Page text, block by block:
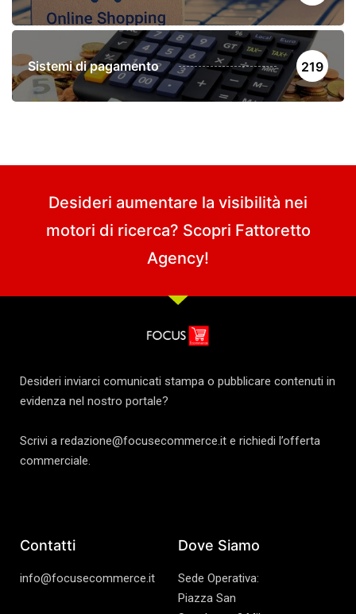
Sistemi di pagamento 219
Desideri aumentare la visibilità nei
motori di ricerca? Scopri Fattoretto
Agency!
Desideri inviarci comunicati stampa o pubblicare contenuti in
evidenza nel nostro portale?
Scrivi a redazione@focusecommerce.it e richiedi l’offerta
commerciale.
Contatti
info@focusecommerce.it
Dove Siamo
Sede Operativa:
Piazza San